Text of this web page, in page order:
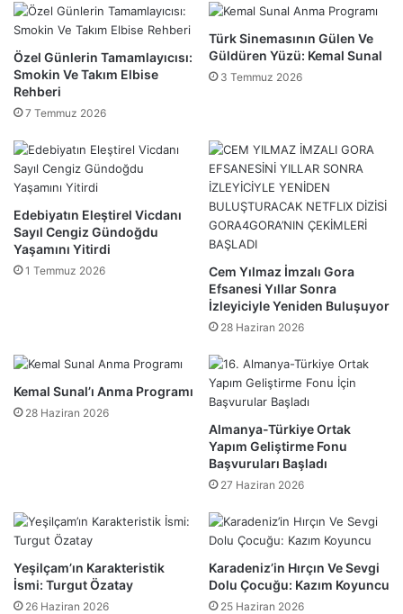
Özel Günlerin Tamamlayıcısı:
Smokin Ve Takım Elbise
Rehberi
7 Temmuz 2026
Türk Sinemasının Gülen Ve
Güldüren Yüzü: Kemal Sunal
3 Temmuz 2026
Edebiyatın Eleştirel Vicdanı
Sayıl Cengiz Gündoğdu
Yaşamını Yitirdi
1 Temmuz 2026
Cem Yılmaz İmzalı Gora
Efsanesi Yıllar Sonra
İzleyiciyle Yeniden Buluşuyor
28 Haziran 2026
Kemal Sunal’ı Anma Programı
28 Haziran 2026
Almanya-Türkiye Ortak
Yapım Geliştirme Fonu
Başvuruları Başladı
27 Haziran 2026
​Yeşilçam’ın Karakteristik
İsmi: Turgut Özatay
26 Haziran 2026
Karadeniz’in Hırçın Ve Sevgi
Dolu Çocuğu: Kazım Koyuncu
25 Haziran 2026